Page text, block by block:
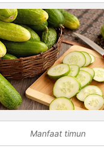
Manfaat timun